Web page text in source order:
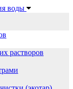
воды
растворов